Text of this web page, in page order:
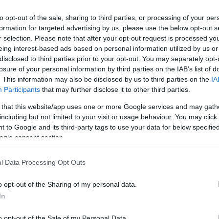
opt-out of the sale, sharing to third parties, or processing of your
for targeted advertising by us, please use the below opt-out
selection. Please note that after your opt-out request is processed
interest-based ads based on personal information utilized by us
to third parties prior to your opt-out. You may separately
of your personal information by third parties on the IAB’s list of
This information may also be disclosed by us to third parties on the
Participants that may further disclose it to other third parties.
that this website/app uses one or more Google services and may
but not limited to your visit or usage behaviour. You may
to Google and its third-party tags to use your data for below
consent section.
Data Processing Opt Outs
opt-out of the Sharing of my personal data.
kövess minket aCsakfociGoogle News oldalán is!
van, egyre inkább távolodik az NB II-től. Ez
bennmaradást jelentő helyen áll. A
gondokkal küzd, olyannyira, hogy a
a Haladás licenckérelmét már két ízben is
Szántó Erzsébet ügyvezető, míg korábban
pletykák, mely szerint a Halinak a Vasas
a hátralévő két fordulóban ugyanis már
hogy erről nincs szó, a szombathelyiek
hol indulhat a szebb napokat is látott